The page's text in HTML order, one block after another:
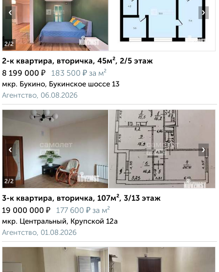
2/2
‹ ›
2-к квартира, вторичка, 45м², 2/5 этаж
8 199 000 ₽ 183 500 ₽ за м²
мкр. Букино, Букинское шоссе 13
Агентство, 06.08.2026
2/2
‹ ›
3-к квартира, вторичка, 107м², 3/13 этаж
19 000 000 ₽ 177 600 ₽ за м²
мкр. Центральный, Крупской 12а
Агентство, 01.08.2026